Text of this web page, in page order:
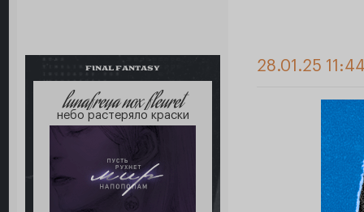
FINAL FANTASY
lunafreya nox fleuret
небо растеряло краски
28.01.25